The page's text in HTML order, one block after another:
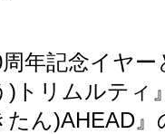
年記念イヤ
)トリムルティ
たん)AHEAD